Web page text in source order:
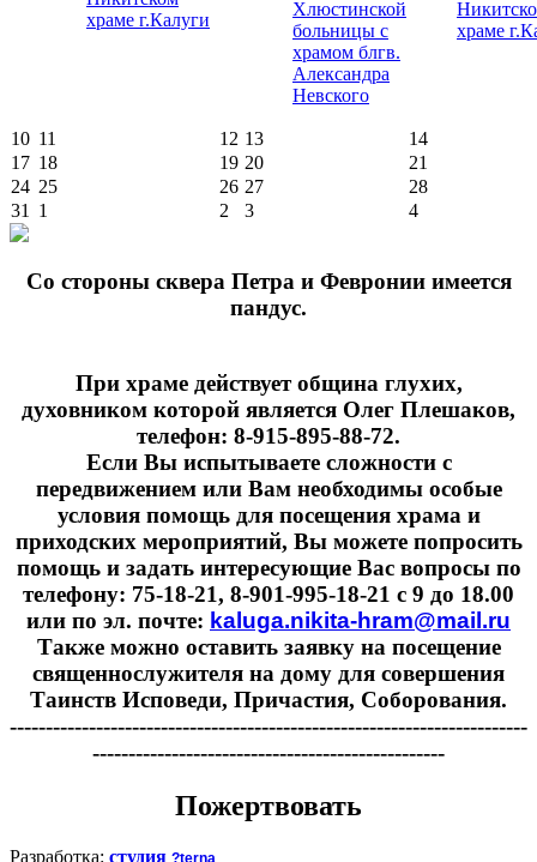
храме г.Калуги
Хлюстинской
больницы с
храмом блгв.
Александра
Невского
храме
10 11 12 13
14
17 18 19 20
21
24 25 26 27
28
31
1 2 3 4
Cо стороны сквера Петра и Февронии имеется
пандус.
При храме действует община глухих,
духовником которой является Олег Плешаков,
телефон: 8-915-895-88-72.
Если Вы испытываете сложности с
передвижением или Вам необходимы особые
условия помощь для посещения храма и
приходских мероприятий, Вы можете попросить
помощь и задать интересующие Вас вопросы по
телефону: 75-18-21, 8-901-995-18-21 с 9 до 18.00
или по эл. почте: kaluga.nikita-hram@mail.ru
Также можно оставить заявку на посещение
священнослужителя на дому для совершения
Таинств Исповеди, Причастия, Соборования.
------------------------------------------------------------------------
-------------------------------------------------
Пожертвовать
Разработка: студия ?terna